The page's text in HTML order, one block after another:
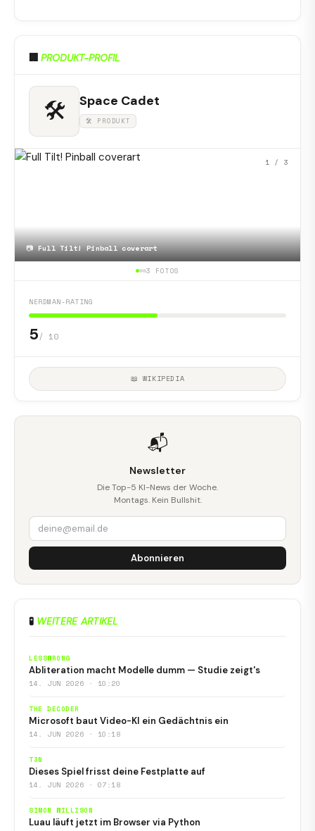
🏢 PRODUKT-PROFIL
🛠 Space Cadet
🛠 PRODUKT
📷Full Tilt! Pinball coverart
1 / 3
3 FOTOS
NERDMAN-RATING
5/ 10
📖 WIKIPEDIA
📬
Newsletter
Die Top-5 KI-News der Woche.
Montags. Kein Bullshit.
Abonnieren
🧪 WEITERE ARTIKEL
LESSWRONG
Abliteration macht Modelle dumm — Studie zeigt's
14. JUN 2026 · 10:20
THE DECODER
Microsoft baut Video-KI ein Gedächtnis ein
14. JUN 2026 · 10:18
T3N
Dieses Spiel frisst deine Festplatte auf
14. JUN 2026 · 07:18
SIMON WILLISON
Luau läuft jetzt im Browser via Python